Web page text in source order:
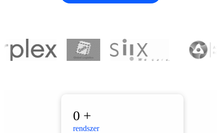
0 +
rendszer